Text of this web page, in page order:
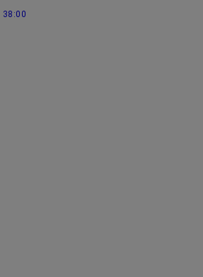
38:00